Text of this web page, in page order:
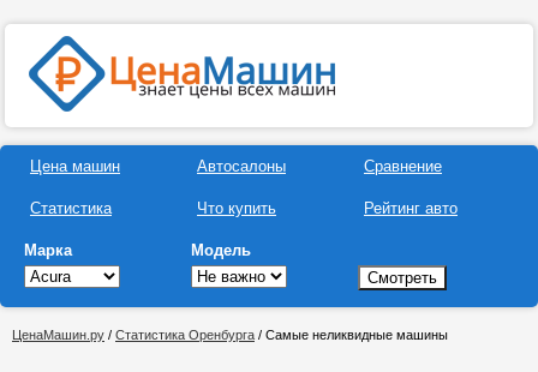
Цена машин
Статистика
Автосалоны
Что купить
Сравнение
Рейтинг авто
Марка Модель
ЦенаМашин.ру / Статистика Оренбурга / Самые неликвидные машины